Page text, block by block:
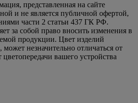
представленная на сайте
и не является публичной офертой,
части 2 статьи 437 ГК РФ.
за собой право вносить изменения в
продукции. Цвет изделий
незначительно отличаться от
цветопередачи вашего устройства